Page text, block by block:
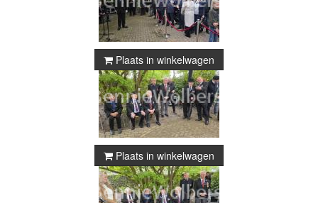
Plaats in winkelwagen
Plaats in winkelwagen